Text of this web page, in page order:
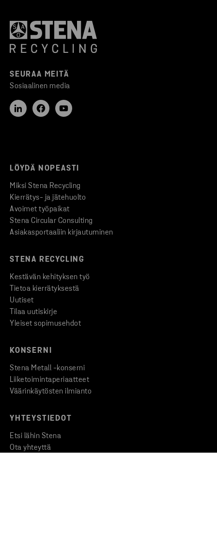
SEURAA MEITÄ
Sosiaalinen media
LÖYDÄ NOPEASTI
Miksi Stena Recycling
Kierrätys- ja jätehuolto
Avoimet työpaikat
Stena Circular Consulting
Asiakasportaaliin kirjautuminen
STENA RECYCLING
Kestävän kehityksen työ
Tietoa kierrätyksestä
Uutiset
Tilaa uutiskirje
Yleiset sopimusehdot
KONSERNI
Stena Metall -konserni
Liiketoimintaperiaatteet
Väärinkäytösten ilmianto
YHTEYSTIEDOT
Etsi lähin Stena
Ota yhteyttä